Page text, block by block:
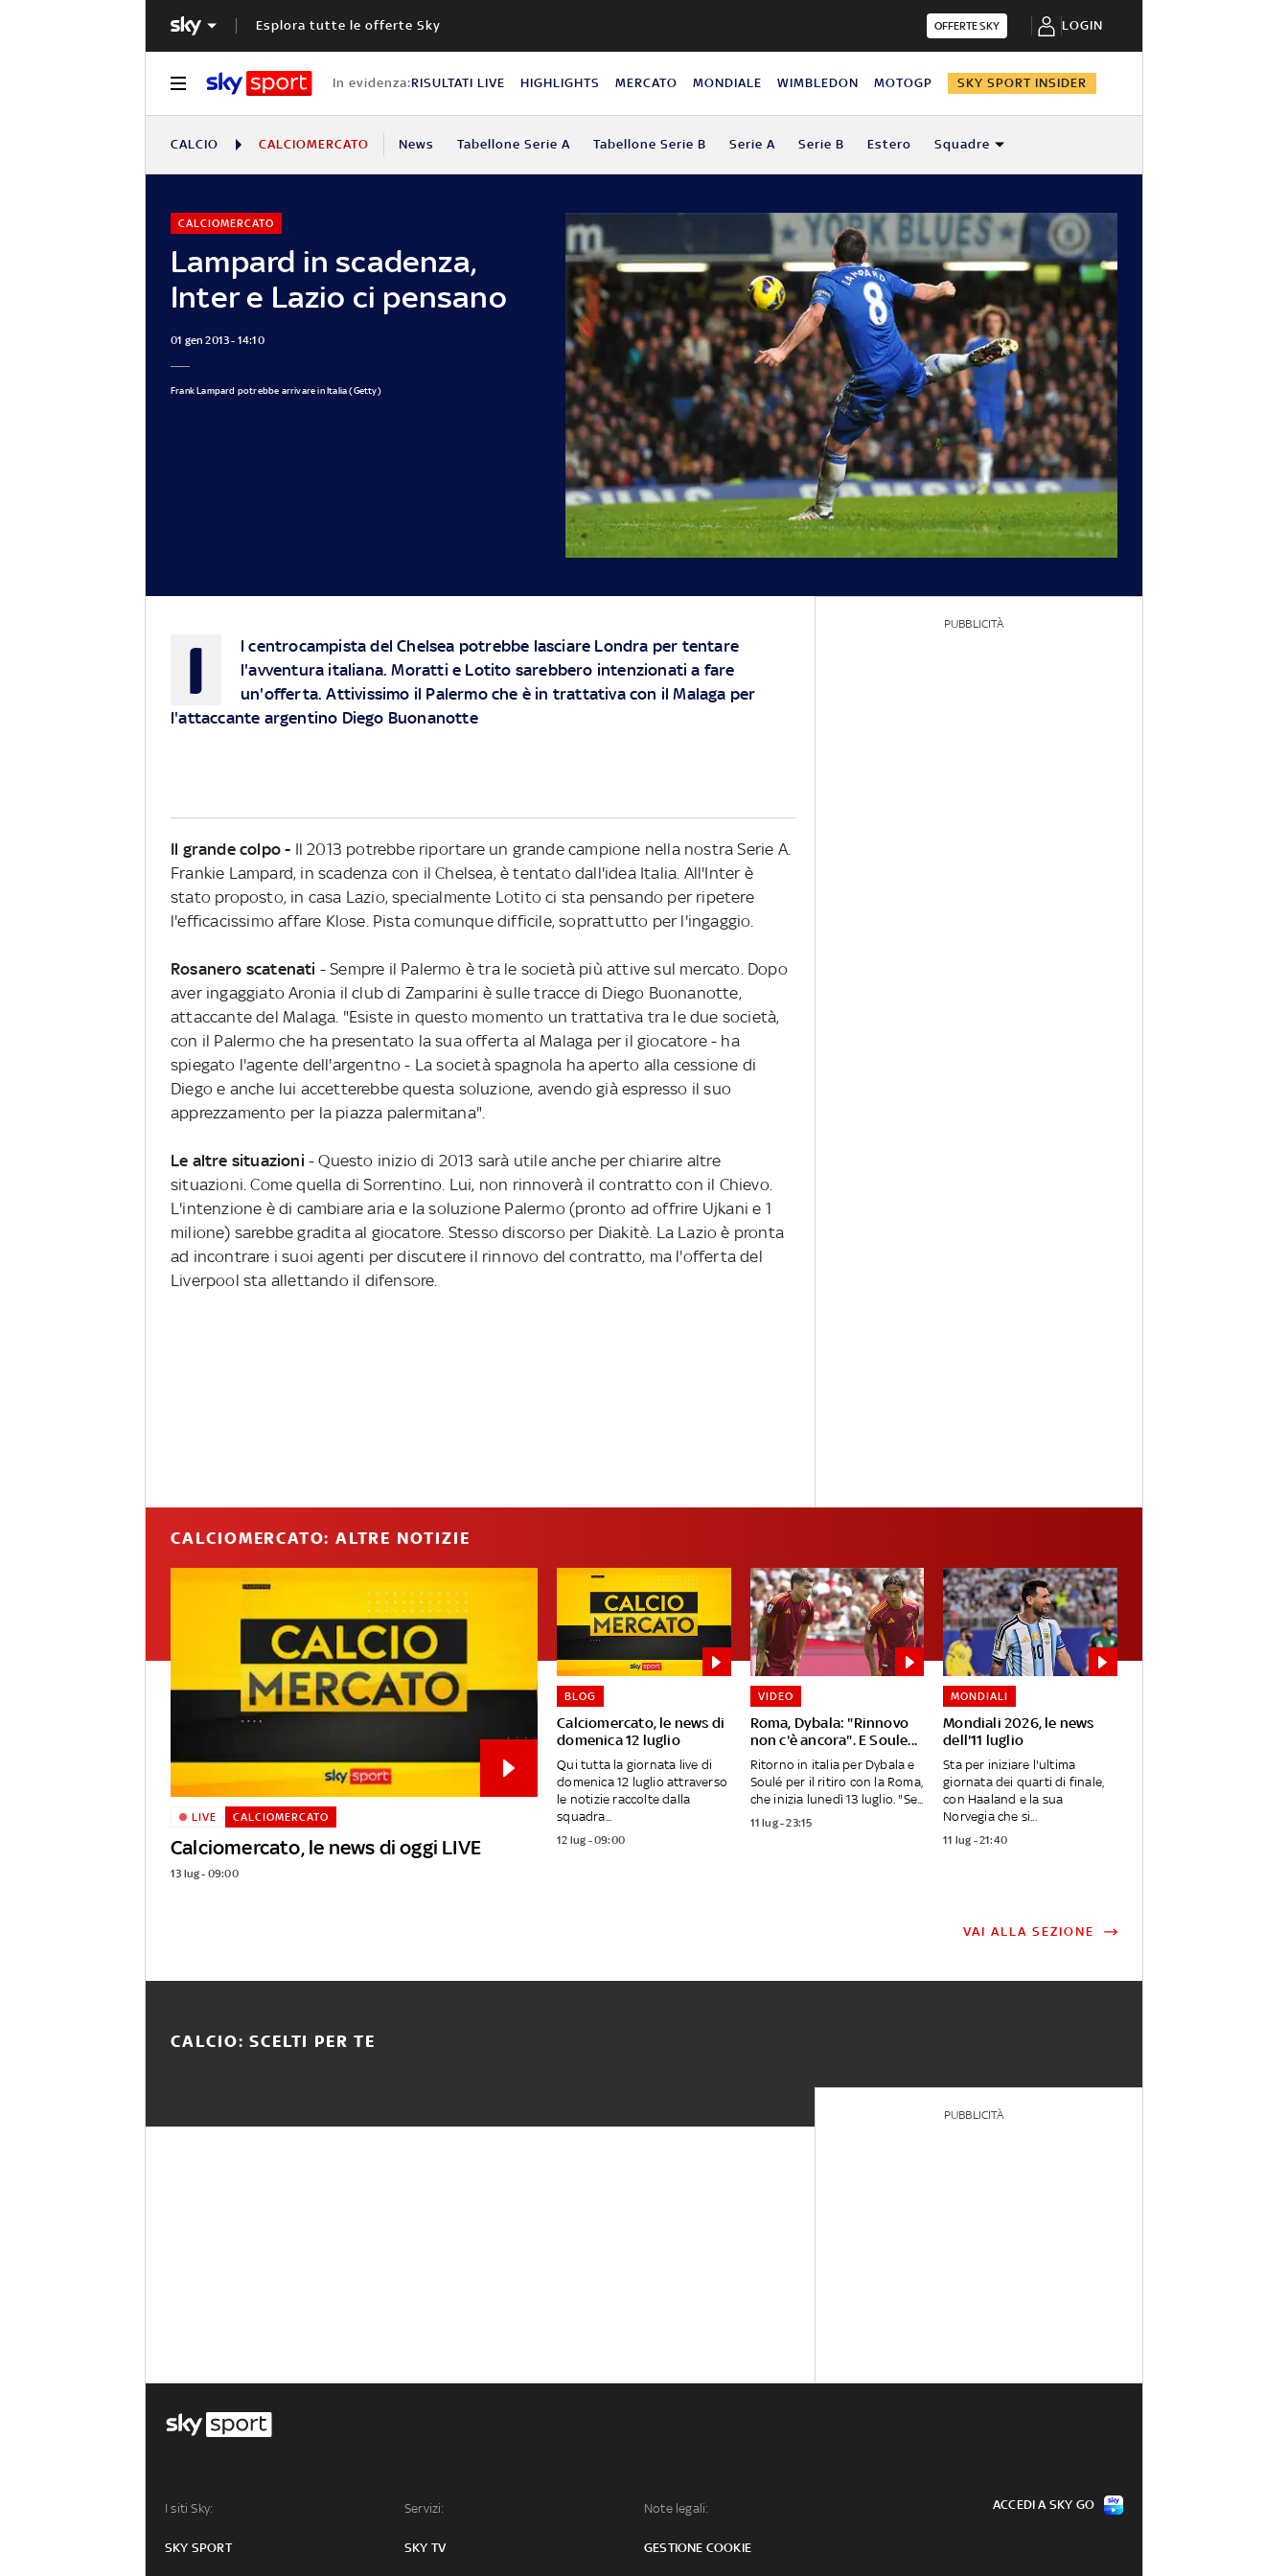
Esplora tutte le offerte Sky OFFERTE SKY LOGIN
In evidenza:RISULTATI LIVE HIGHLIGHTS MERCATO MONDIALE WIMBLEDON MOTOGP SKY SPORT INSIDER
CALCIO CALCIOMERCATO News Tabellone Serie A Tabellone Serie B Serie A Serie B Estero Squadre
Lampard in scadenza,
Inter e Lazio ci pensano
CALCIOMERCATO
01 gen 2013 - 14:10
Frank Lampard potrebbe arrivare in Italia (Getty)
I
l centrocampista del Chelsea potrebbe lasciare Londra per tentare
l'avventura italiana. Moratti e Lotito sarebbero intenzionati a fare
un'offerta. Attivissimo il Palermo che è in trattativa con il Malaga per
l'attaccante argentino Diego Buonanotte
Il grande colpo - Il 2013 potrebbe riportare un grande campione nella nostra Serie A.
Frankie Lampard, in scadenza con il Chelsea, è tentato dall'idea Italia. All'Inter è
stato proposto, in casa Lazio, specialmente Lotito ci sta pensando per ripetere
l'efficacissimo affare Klose. Pista comunque difficile, soprattutto per l'ingaggio.
Rosanero scatenati - Sempre il Palermo è tra le società più attive sul mercato. Dopo
aver ingaggiato Aronia il club di Zamparini è sulle tracce di Diego Buonanotte,
attaccante del Malaga. "Esiste in questo momento un trattativa tra le due società,
con il Palermo che ha presentato la sua offerta al Malaga per il giocatore - ha
spiegato l'agente dell'argentno - La società spagnola ha aperto alla cessione di
Diego e anche lui accetterebbe questa soluzione, avendo già espresso il suo
apprezzamento per la piazza palermitana".
Le altre situazioni - Questo inizio di 2013 sarà utile anche per chiarire altre
situazioni. Come quella di Sorrentino. Lui, non rinnoverà il contratto con il Chievo.
L'intenzione è di cambiare aria e la soluzione Palermo (pronto ad offrire Ujkani e 1
milione) sarebbe gradita al giocatore. Stesso discorso per Diakitè. La Lazio è pronta
ad incontrare i suoi agenti per discutere il rinnovo del contratto, ma l'offerta del
Liverpool sta allettando il difensore.
PUBBLICITÀ
CALCIOMERCATO: ALTRE NOTIZIE
Calciomercato, le news di oggi LIVE
LIVE CALCIOMERCATO
13 lug - 09:00
Calciomercato, le news di
domenica 12 luglio
BLOG
Qui tutta la giornata live di
domenica 12 luglio attraverso
le notizie raccolte dalla
squadra...
12 lug - 09:00
Roma, Dybala: "Rinnovo
non c'è ancora". E Soule...
VIDEO
Ritorno in italia per Dybala e
Soulé per il ritiro con la Roma,
che inizia lunedì 13 luglio. "Se...
11 lug - 23:15
Mondiali 2026, le news
dell'11 luglio
MONDIALI
Sta per iniziare l'ultima
giornata dei quarti di finale,
con Haaland e la sua
Norvegia che si...
11 lug - 21:40
VAI ALLA SEZIONE
CALCIO: SCELTI PER TE
PUBBLICITÀ
I siti Sky:
SKY SPORT
Servizi:
SKY TV
Note legali:
GESTIONE COOKIE
ACCEDI A SKY GO